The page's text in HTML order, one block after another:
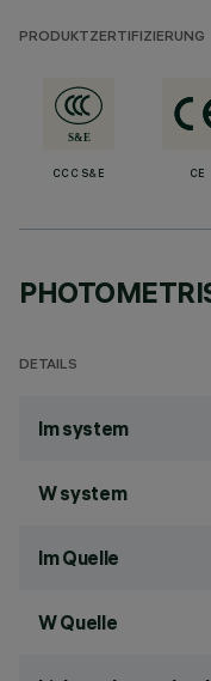
PRODUKTZERTIFIZIERUNG
CCC S&E CE
DETAILS
lm system
W system
lm Quelle
W Quelle